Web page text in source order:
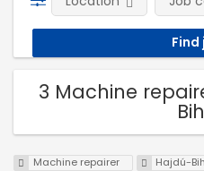
3 Machine
Machine repairer Hajdú-